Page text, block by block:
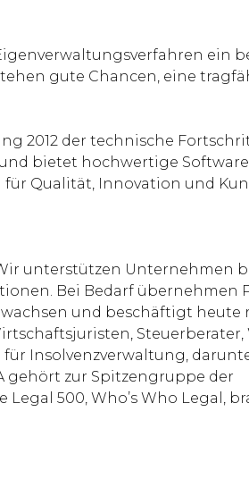
ein
gute Chancen, eine
2012 der technische
bietet hochwertige
Qualität, Innovation und
unterstützen Unternehmen
Bei Bedarf übernehmen
und beschäftigt
Insolvenzverwaltung,
gehört zur Spitzengruppe der
500, Who’s Who Legal,